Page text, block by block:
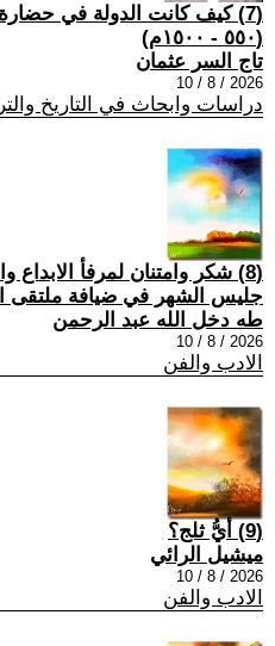
(7) كيف كانت الدولة في حضارة
(٥٥٠ - ١٥٠٠م)
تاج السر عثمان
2026 / 8 / 10
دراسات وابحاث في التاريخ
(8) شكر وامتنان لمرفأ الابداع
جليس الشهر في ضيافة ملتقى
طه دخل الله عبد الرحمن
2026 / 8 / 10
الادب والفن
(9) أيُّ ثلج؟
ميشيل الرائي
2026 / 8 / 10
الادب والفن